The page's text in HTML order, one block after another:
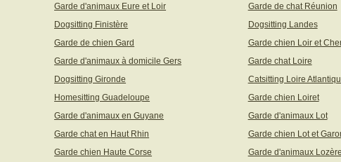
Garde d'animaux Eure et Loir Garde de chat Réunion
Dogsitting Finistère Dogsitting Landes
Garde de chien Gard Garde chien Loir et
Garde d'animaux à domicile Gers Garde chat Loire
Dogsitting Gironde Catsitting Loire
Homesitting Guadeloupe Garde chien Loiret
Garde d'animaux en Guyane Garde d'animaux Lot
Garde chat en Haut Rhin Garde chien Lot et
Garde chien Haute Corse Garde d'animaux Lozère